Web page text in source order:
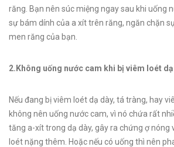
răng. Bạn nên súc miệng ngay sau khi uống
sự bám dính của a xít trên răng, ngăn chặn
men răng của bạn.
2.Không uống nước cam khi bị viêm loét
Nếu đang bị viêm loét dạ dày, tá tràng, hay
không nên uống nước cam, vì nó chứa rất
tăng a-xít trong dạ dày, gây ra chứng ợ nóng
loét nặng thêm. Hoặc nếu có uống thì nên